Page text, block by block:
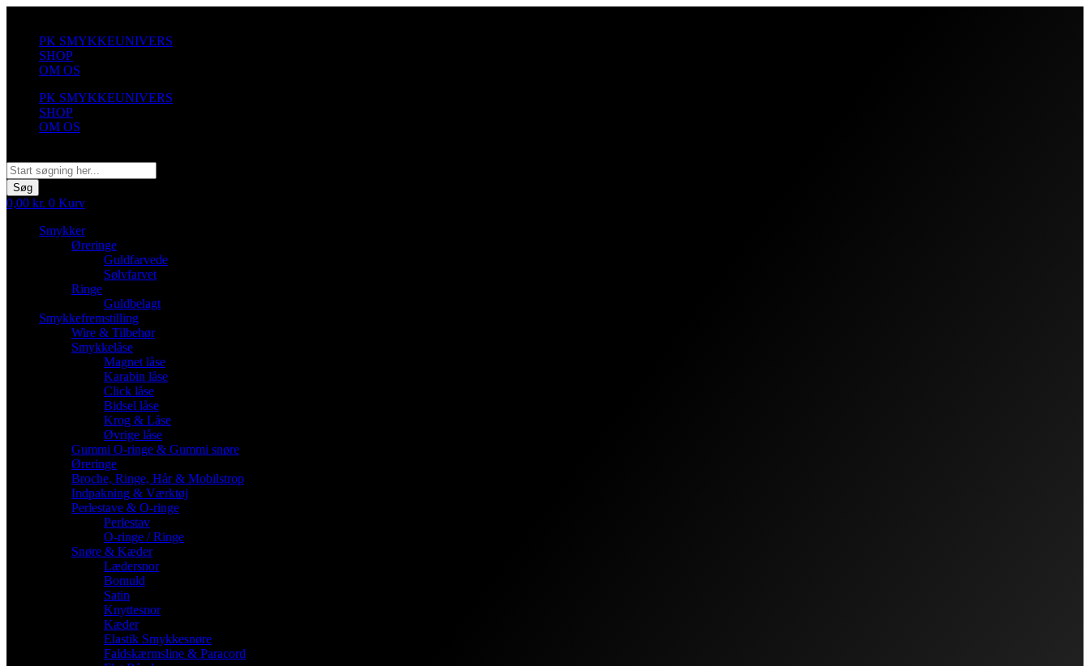
indholdPK SMYKKEUNIVERS
SHOP
OM OS
PK SMYKKEUNIVERS
SHOP
OM OS
Søg
0,00 kr. 0 Kurv
Smykker
Øreringe
Guldfarvede
Sølvfarvet
Ringe
Guldbelagt
Smykkefremstilling
Wire & Tilbehør
Smykkelåse
Magnet låse
Karabin låse
Click låse
Bidsel låse
Krog & Låse
Øvrige låse
Gummi O-ringe & Gummi snøre
Øreringe
Broche, Ringe, Hår & Mobilstrop
Indpakning & Værktøj
Perlestave & O-ringe
Perlestav
O-ringe / Ringe
Snøre & Kæder
Lædersnor
Bomuld
Satin
Knyttesnor
Kæder
Elastik Smykkesnøre
Faldskærmsline & Paracord